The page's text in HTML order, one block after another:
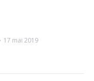
17 mai 2019